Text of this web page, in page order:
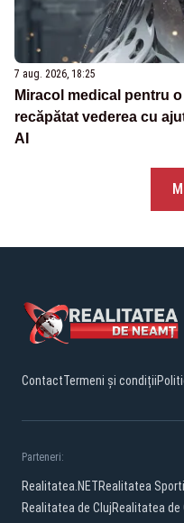
7 aug. 2026, 18:25
Miracol medical pentru
recăpătat vederea cu
AI
ContactTermeni și condiții
Parteneri:
Realitatea.NETRealitatea
Realitatea de ClujRealitatea de